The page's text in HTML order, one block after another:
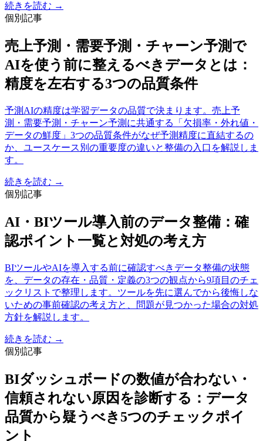
続きを読む →
個別記事
売上予測・需要予測・チャーン予測で
AIを使う前に整えるべきデータとは：
精度を左右する3つの品質条件
予測AIの精度は学習データの品質で決まります。売上予
測・需要予測・チャーン予測に共通する「欠損率・外れ値・
データの鮮度」3つの品質条件がなぜ予測精度に直結するの
か、ユースケース別の重要度の違いと整備の入口を解説しま
す。
続きを読む →
個別記事
AI・BIツール導入前のデータ整備：確
認ポイント一覧と対処の考え方
BIツールやAIを導入する前に確認すべきデータ整備の状態
を、データの存在・品質・定義の3つの観点から9項目のチェ
ックリストで整理します。ツールを先に選んでから後悔しな
いための事前確認の考え方と、問題が見つかった場合の対処
方針を解説します。
続きを読む →
個別記事
BIダッシュボードの数値が合わない・
信頼されない原因を診断する：データ
品質から疑うべき5つのチェックポイ
ント